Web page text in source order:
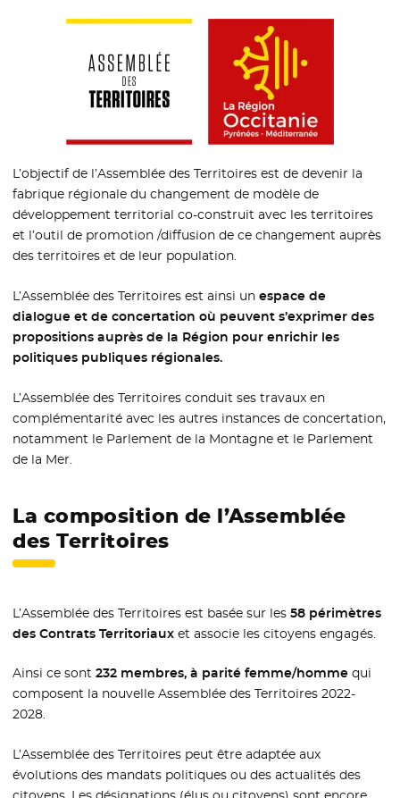
L’objectif de l’Assemblée des Territoires est de devenir la
fabrique régionale du changement de modèle de
développement territorial co-construit avec les territoires
et l’outil de promotion /diffusion de ce changement auprès
des territoires et de leur population.
L’Assemblée des Territoires est ainsi unespace de
dialogue et de concertation où peuvent s’exprimer des
propositions auprès de la Région pour enrichir les
politiques publiques régionales.
L’Assemblée des Territoires conduit ses travaux en
complémentarité avec les autres instances de concertation,
notamment le Parlement de la Montagne et le Parlement
de la Mer.
La composition de l’Assemblée
des Territoires
L’Assemblée des Territoires est basée sur les58 périmètres
des Contrats Territoriaux et associe les citoyens engagés.
Ainsi ce sont232 membres, à parité femme/homme qui
composent la nouvelle Assemblée des Territoires 2022-
2028.
L’Assemblée des Territoires peut être adaptée aux
évolutions des mandats politiques ou des actualités des